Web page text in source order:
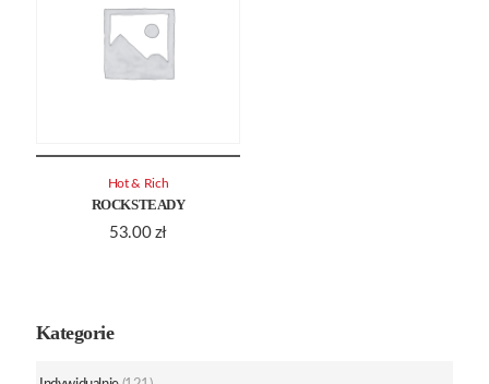
ROCKSTEADY
53.00 zł
Hot & Rich
Kategorie